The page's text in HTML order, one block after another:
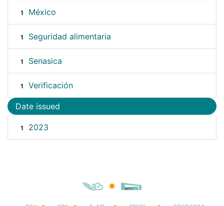
1 México
1 Seguridad alimentaria
1 Senasica
1 Verificación
Date issued
1 2023